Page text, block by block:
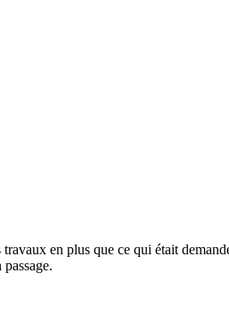
en plus que ce qui était